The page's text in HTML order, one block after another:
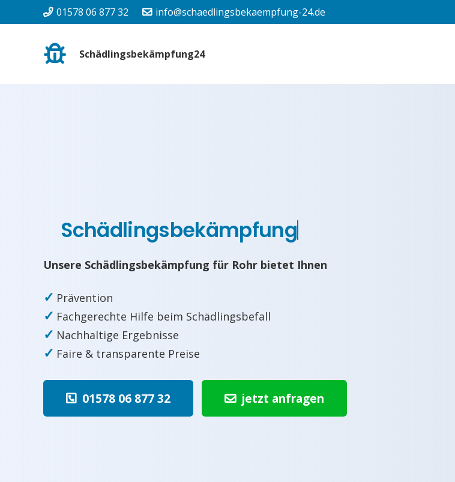
01578 06 877 32 info@schaedlingsbekaempfung-24.de
Schädlingsbekämpfung24
Schädlingsbekämpfung
Unsere Schädlingsbekämpfung für Rohr bietet Ihnen
✓ Prävention
✓ Fachgerechte Hilfe beim Schädlingsbefall
✓ Nachhaltige Ergebnisse
✓ Faire & transparente Preise
01578 06 877 32 jetzt anfragen